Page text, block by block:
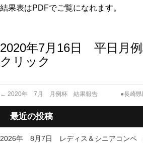
結果表はPDFでご覧になれます。
2020年7月16日 平日
クリック
← 2020年 7月 月例杯 結果報告 ●長崎
最近の投稿
2026年 8月7日 レディス＆シニアコンペ